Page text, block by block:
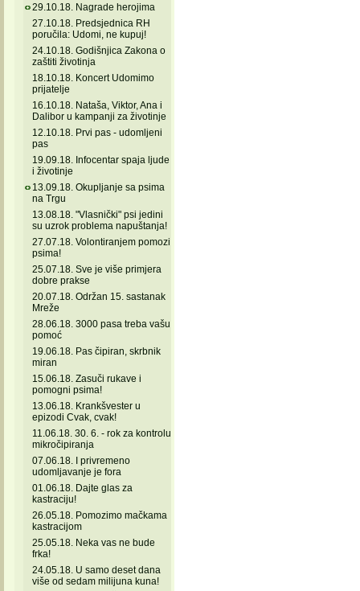
29.10.18. Nagrade herojima
27.10.18. Predsjednica RH
poručila: Udomi, ne kupuj!
24.10.18. Godišnjica Zakona o
zaštiti životinja
18.10.18. Koncert Udomimo
prijatelje
16.10.18. Nataša, Viktor, Ana i
Dalibor u kampanji za životinje
12.10.18. Prvi pas - udomljeni
pas
19.09.18. Infocentar spaja ljude
i životinje
13.09.18. Okupljanje sa psima
na Trgu
13.08.18. "Vlasnički" psi jedini
su uzrok problema napuštanja!
27.07.18. Volontiranjem pomozi
psima!
25.07.18. Sve je više primjera
dobre prakse
20.07.18. Održan 15. sastanak
Mreže
28.06.18. 3000 pasa treba vašu
pomoć
19.06.18. Pas čipiran, skrbnik
miran
15.06.18. Zasuči rukave i
pomogni psima!
13.06.18. Krankšvester u
epizodi Cvak, cvak!
11.06.18. 30. 6. - rok za kontrolu
mikročipiranja
07.06.18. I privremeno
udomljavanje je fora
01.06.18. Dajte glas za
kastraciju!
26.05.18. Pomozimo mačkama
kastracijom
25.05.18. Neka vas ne bude
frka!
24.05.18. U samo deset dana
više od sedam milijuna kuna!